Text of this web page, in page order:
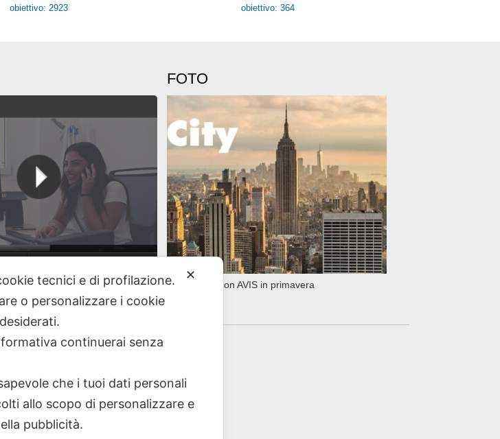
obiettivo: 2923 obiettivo: 364
Youtube
FOTO
A New York con AVIS in primavera
✕
tecnici e di profilazione.
o personalizzare i cookie
continuerai senza
che i tuoi dati personali
allo scopo di personalizzare e
pubblicità.